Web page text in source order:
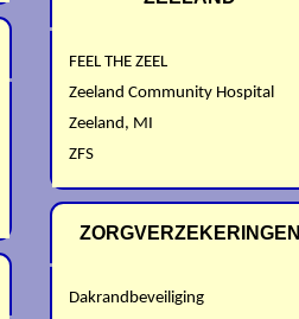
FEEL THE ZEEL
Zeeland Community Hospital
Zeeland, MI
ZFS
ZORGVERZEKERINGEN
Dakrandbeveiliging